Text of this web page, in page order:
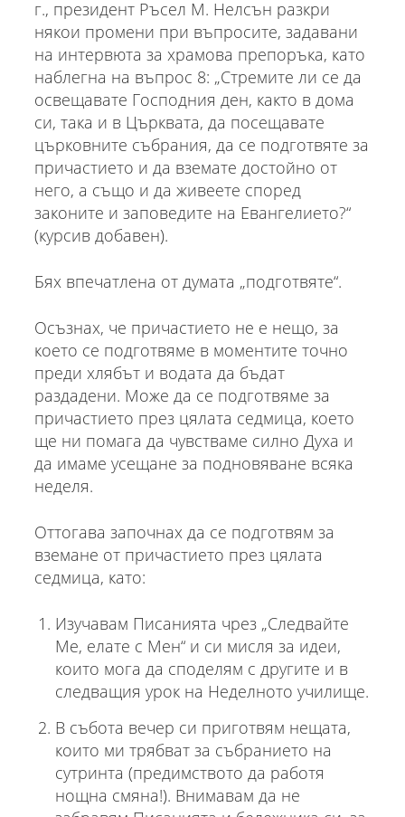
г., президент Ръсел М. Нелсън разкри
някои промени при въпросите, задавани
на интервюта за храмова препоръка, като
наблегна на въпрос 8: „Стремите ли се да
освещавате Господния ден, както в дома
си, така и в Църквата, да посещавате
църковните събрания, да се подготвяте за
причастието и да вземате достойно от
него, а също и да живеете според
законите и заповедите на Евангелието?“
(курсив добавен).
Бях впечатлена от думата „подготвяте“.
Осъзнах, че причастието не е нещо, за
което се подготвяме в моментите точно
преди хлябът и водата да бъдат
раздадени. Може да се подготвяме за
причастието през цялата седмица, което
ще ни помага да чувстваме силно Духа и
да имаме усещане за подновяване всяка
неделя.
Оттогава започнах да се подготвям за
вземане от причастието през цялата
седмица, като:
Изучавам Писанията чрез „Следвайте
Ме, елате с Мен“ и си мисля за идеи,
които мога да споделям с другите и в
следващия урок на Неделното училище.
В събота вечер си приготвям нещата,
които ми трябват за събранието на
сутринта (предимството да работя
нощна смяна!). Внимавам да не